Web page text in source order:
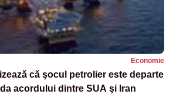
Economie
că şocul petrolier este departe
acordului dintre SUA şi Iran